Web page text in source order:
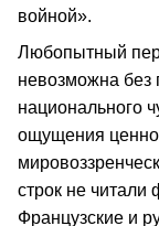
войной».
Любопытный
невозможна
национального
ощущения
строк не
Французские и